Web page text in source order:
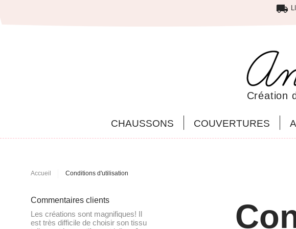
local_shipping
Création
CHAUSSONS COUVERTURES
Accueil Conditions d'utilisation
Commentaires clients
Commande reçue en 4j! Top
J'adore! J'ai commandé un tapis à
langer, très fonctionnel et jolie à la